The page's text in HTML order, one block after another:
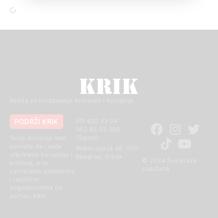
Mreža za istraživanje kriminala i korupcije
© 2024 Sva prava
011 420 43 04
Makenzijeva 46, 11111
PODRŽI KRIK
otkrivamo korupciju i
kriminal, a mi
uzvraćamo poklonima
i različitim
pogodnostima na
portalu KRIK.